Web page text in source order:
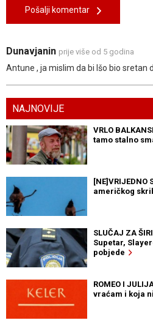
Pošalji komentar
Dunavjanin prije više od 5 godina
Antune , ja mislim da bi Išo bio sretan
NAJNOVIJE
VRLO
tamo stalno
[NE]VRIJEDNO
američkog
SLUČAJ ZA
Supetar,
pobjede
ROMEO I
vraćam i koja